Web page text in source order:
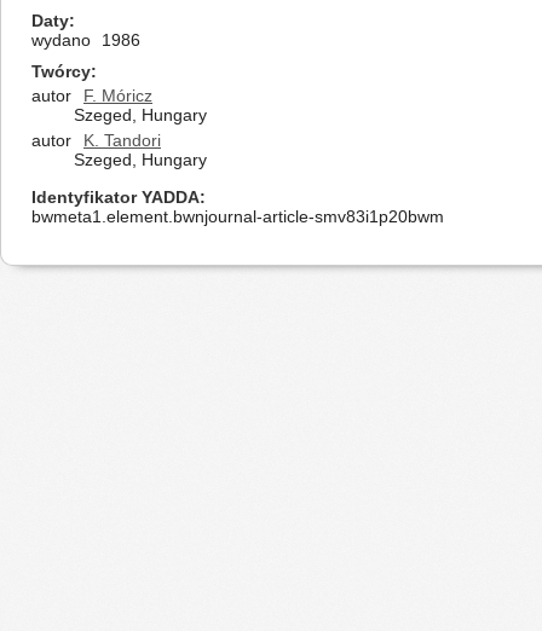
Daty
wydano
1986
Twórcy
autor
F. Móricz
Szeged, Hungary
autor
K. Tandori
Szeged, Hungary
Identyfikator YADDA
bwmeta1.element.bwnjournal-article-smv83i1p20bwm